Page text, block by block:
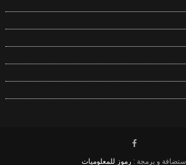
استضافة و برمجة : رموز للمعلوميات